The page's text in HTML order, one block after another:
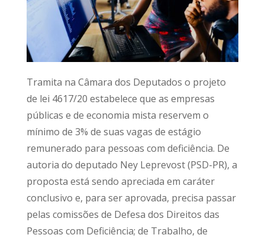
Tramita na Câmara dos Deputados o projeto
de lei 4617/20 estabelece que as empresas
públicas e de economia mista reservem o
mínimo de 3% de suas vagas de estágio
remunerado para pessoas com deficiência. De
autoria do deputado Ney Leprevost (PSD-PR), a
proposta está sendo apreciada em caráter
conclusivo e, para ser aprovada, precisa passar
pelas comissões de Defesa dos Direitos das
Pessoas com Deficiência; de Trabalho, de